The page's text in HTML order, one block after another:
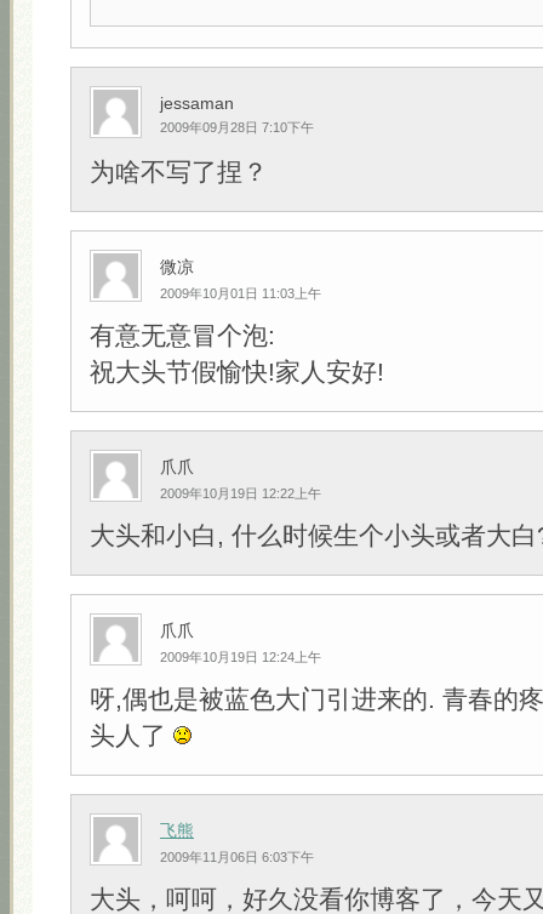
jessaman
2009年09月28日 7:10下午
为啥不写了捏？
微凉
2009年10月01日 11:03上午
有意无意冒个泡:
祝大头节假愉快!家人安好!
爪爪
2009年10月19日 12:22上午
大头和小白, 什么时候生个小头或者大白
爪爪
2009年10月19日 12:24上午
呀,偶也是被蓝色大门引进来的. 青春的
头人了
飞熊
2009年11月06日 6:03下午
大头，呵呵，好久没看你博客了，今天